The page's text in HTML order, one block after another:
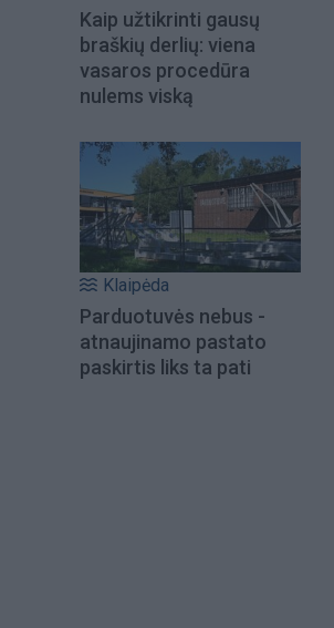
Kaip užtikrinti gausų
braškių derlių: viena
vasaros procedūra
nulems viską
Klaipėda
Parduotuvės nebus -
atnaujinamo pastato
paskirtis liks ta pati